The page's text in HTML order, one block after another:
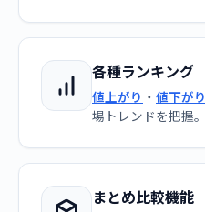
各種ランキング
値上がり ・ 値下がり
場トレンドを把握。
まとめ比較機能